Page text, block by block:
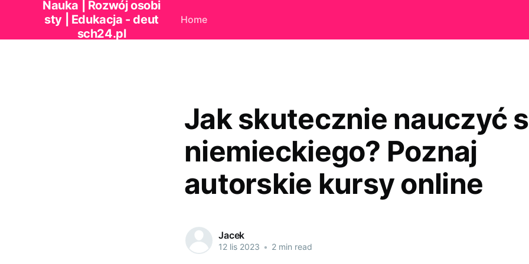
Nauka | Rozwój osobi
sty | Edukacja - deut
sch24.pl
Home
Jak skutecznie nauczyć
niemieckiego? Poznaj
autorskie kursy online
Jacek
12 lis 2023 • 2 min read